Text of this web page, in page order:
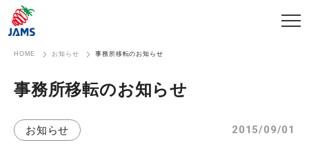
HOME お知らせ 事務所移転のお知らせ
事務所移転の​お知らせ
お知らせ 2015/09/01